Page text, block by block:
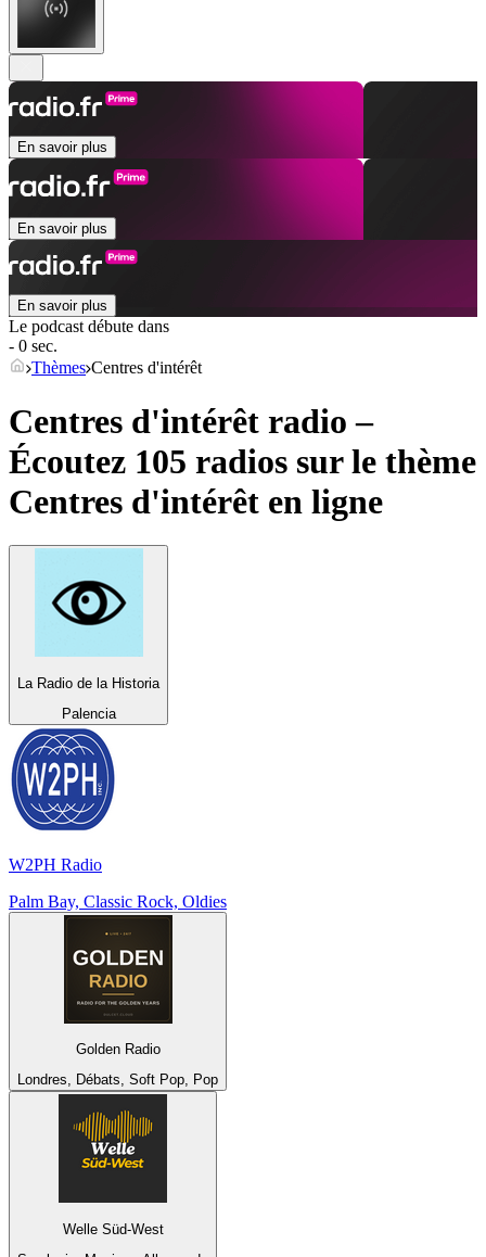
En savoir plus
En savoir plus
En savoir plus
Le podcast débute dans
- 0 sec.
Thèmes Centres d'intérêt
Centres d'intérêt radio –
Écoutez 105 radios sur le thème
Centres d'intérêt en ligne
La Radio de la Historia
Palencia
W2PH Radio
Palm Bay, Classic Rock, Oldies
Golden Radio
Londres, Débats, Soft Pop, Pop
Welle Süd-West